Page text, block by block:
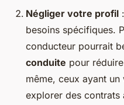
Négliger votre profil
besoins spécifiques.
conducteur pourrait
conduite pour
même, ceux ayant
explorer des contrats